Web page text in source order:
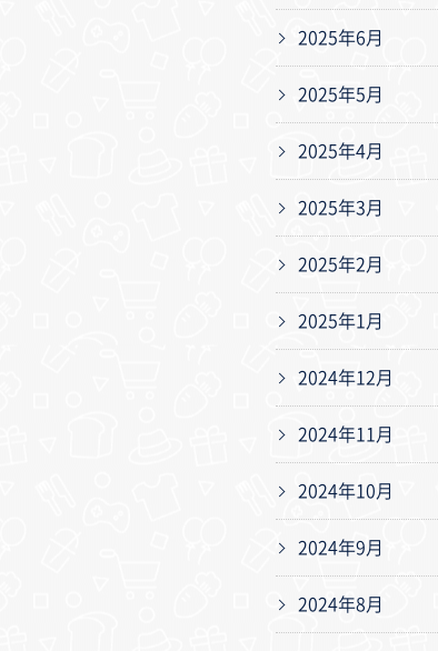
2025年6月
2025年5月
2025年4月
2025年3月
2025年2月
2025年1月
2024年12月
2024年11月
2024年10月
2024年9月
2024年8月